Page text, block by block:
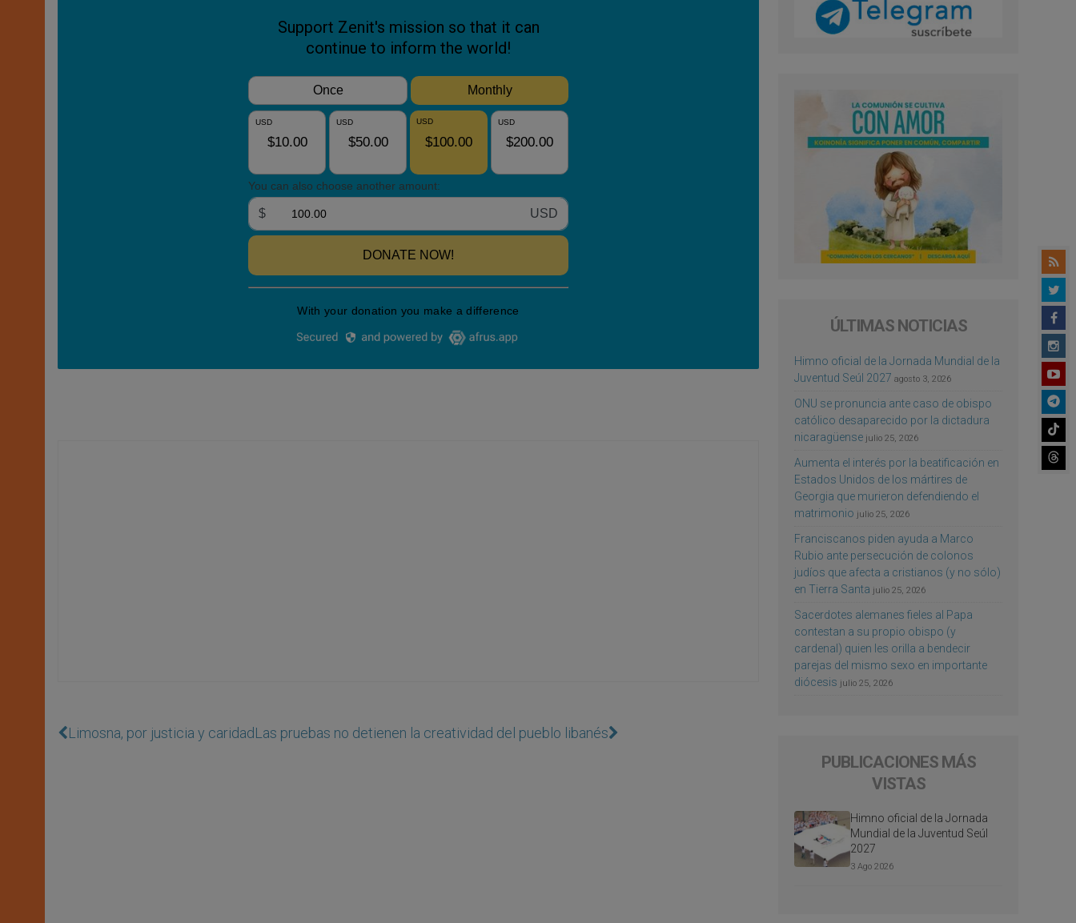
Limosna, por justicia y caridadLas pruebas no detienen la creatividad del pueblo libanés
ÚLTIMAS NOTICIAS
Himno oficial de la Jornada Mundial de la
Juventud Seúl 2027 agosto 3, 2026
ONU se pronuncia ante caso de obispo
católico desaparecido por la dictadura
nicaragüense julio 25, 2026
Aumenta el interés por la beatificación en
Estados Unidos de los mártires de
Georgia que murieron defendiendo el
matrimonio julio 25, 2026
Franciscanos piden ayuda a Marco
Rubio ante persecución de colonos
judíos que afecta a cristianos (y no sólo)
en Tierra Santa julio 25, 2026
Sacerdotes alemanes fieles al Papa
contestan a su propio obispo (y
cardenal) quien les orilla a bendecir
parejas del mismo sexo en importante
diócesis julio 25, 2026
PUBLICACIONES MÁS
VISTAS
Himno oficial de la Jornada
Mundial de la Juventud Seúl
2027
3 Ago 2026